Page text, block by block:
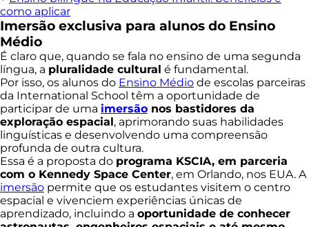
como aplicar
Imersão exclusiva para alunos do Ensino
Médio
É claro que, quando se fala no ensino de uma segunda
língua, a pluralidade cultural é fundamental.
Por isso, os alunos do Ensino Médio de escolas parceiras
da International School têm a oportunidade de
participar de uma imersão nos bastidores da
exploração espacial, aprimorando suas habilidades
linguísticas e desenvolvendo uma compreensão
profunda de outra cultura.
Essa é a proposta do programa KSCIA, em parceria
com o Kennedy Space Center, em Orlando, nos EUA. A
imersão permite que os estudantes visitem o centro
espacial e vivenciem experiências únicas de
aprendizado, incluindo a oportunidade de conhecer